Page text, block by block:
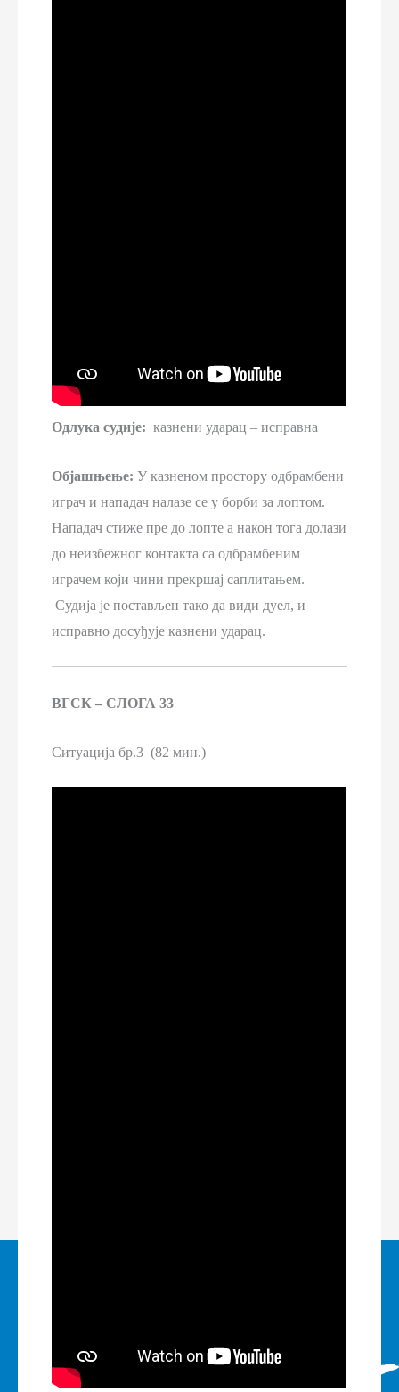
Одлука судије: казнени ударац – исправна
Објашњење: У казненом простору одбрамбени
играч и нападач налазе се у борби за лоптом.
Нападач стиже пре до лопте а након тога долази
до неизбежног контакта са одбрамбеним
играчем који чини прекршај саплитањем.
Судија је постављен тако да види дуел, и
исправно досуђује казнени ударац.
ВГСК – СЛОГА 33
Ситуација бр.3 (82 мин.)